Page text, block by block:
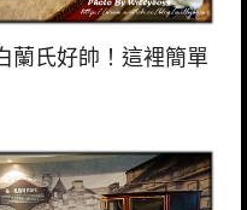
氏好帥！這裡簡單